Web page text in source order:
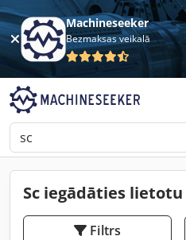
Machineseeker
Bezmaksas veikalā
Sc iegādāties lietotu
Filtrs